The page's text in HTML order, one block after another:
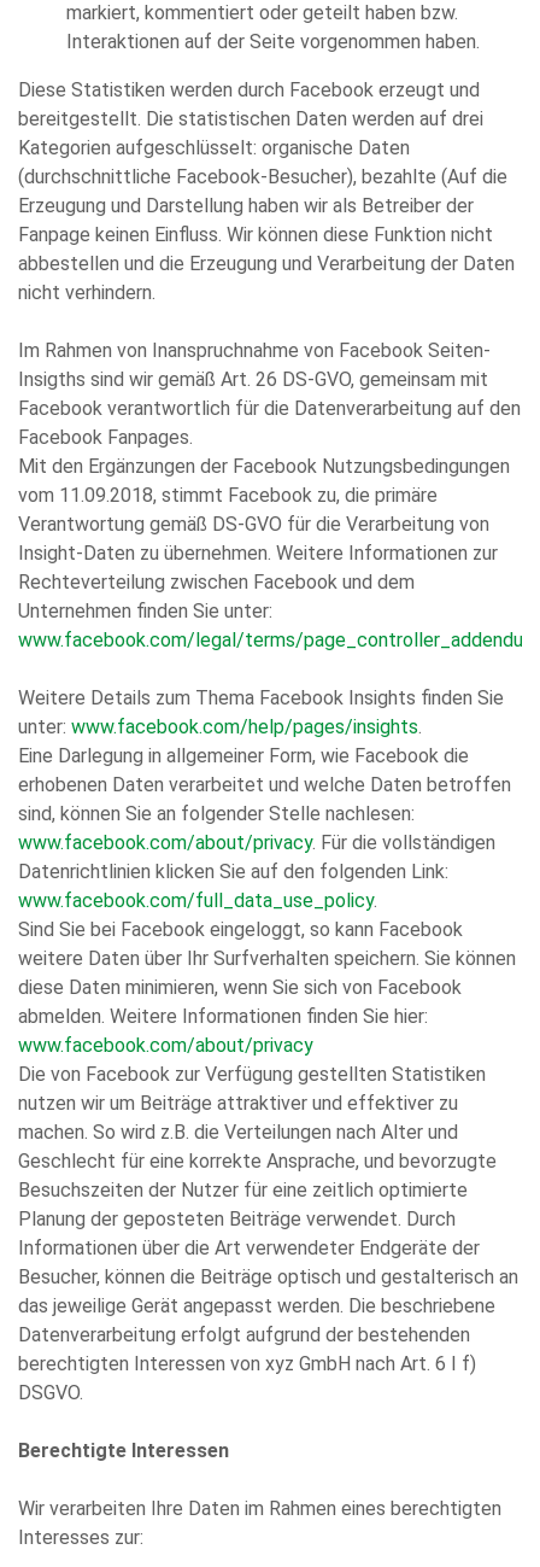
markiert, kommentiert oder geteilt haben bzw.
Interaktionen auf der Seite vorgenommen haben.
Diese Statistiken werden durch Facebook erzeugt und
bereitgestellt. Die statistischen Daten werden auf drei
Kategorien aufgeschlüsselt: organische Daten
(durchschnittliche Facebook-Besucher), bezahlte (Auf die
Erzeugung und Darstellung haben wir als Betreiber der
Fanpage keinen Einfluss. Wir können diese Funktion nicht
abbestellen und die Erzeugung und Verarbeitung der Daten
nicht verhindern.
Im Rahmen von Inanspruchnahme von Facebook Seiten-
Insigths sind wir gemäß Art. 26 DS-GVO, gemeinsam mit
Facebook verantwortlich für die Datenverarbeitung auf den
Facebook Fanpages.
Mit den Ergänzungen der Facebook Nutzungsbedingungen
vom 11.09.2018, stimmt Facebook zu, die primäre
Verantwortung gemäß DS-GVO für die Verarbeitung von
Insight-Daten zu übernehmen. Weitere Informationen zur
Rechteverteilung zwischen Facebook und dem
Unternehmen finden Sie unter:
www.facebook.com/legal/terms/page_controller_addendum
Weitere Details zum Thema Facebook Insights finden Sie
unter: www.facebook.com/help/pages/insights.
Eine Darlegung in allgemeiner Form, wie Facebook die
erhobenen Daten verarbeitet und welche Daten betroffen
sind, können Sie an folgender Stelle nachlesen:
www.facebook.com/about/privacy. Für die vollständigen
Datenrichtlinien klicken Sie auf den folgenden Link:
www.facebook.com/full_data_use_policy.
Sind Sie bei Facebook eingeloggt, so kann Facebook
weitere Daten über Ihr Surfverhalten speichern. Sie können
diese Daten minimieren, wenn Sie sich von Facebook
abmelden. Weitere Informationen finden Sie hier:
www.facebook.com/about/privacy
Die von Facebook zur Verfügung gestellten Statistiken
nutzen wir um Beiträge attraktiver und effektiver zu
machen. So wird z.B. die Verteilungen nach Alter und
Geschlecht für eine korrekte Ansprache, und bevorzugte
Besuchszeiten der Nutzer für eine zeitlich optimierte
Planung der geposteten Beiträge verwendet. Durch
Informationen über die Art verwendeter Endgeräte der
Besucher, können die Beiträge optisch und gestalterisch an
das jeweilige Gerät angepasst werden. Die beschriebene
Datenverarbeitung erfolgt aufgrund der bestehenden
berechtigten Interessen von xyz GmbH nach Art. 6 I f)
DSGVO.
Berechtigte Interessen
Wir verarbeiten Ihre Daten im Rahmen eines berechtigten
Interesses zur: